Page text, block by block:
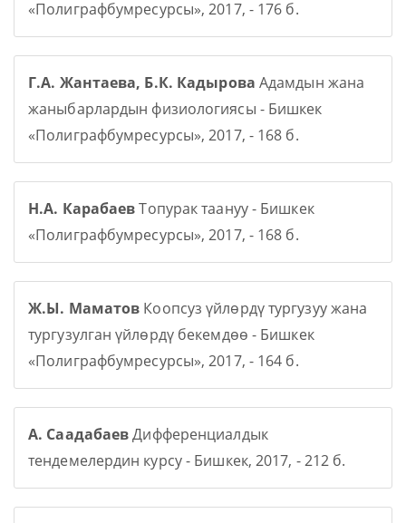
«Полиграфбумресурсы», 2017, - 176 б.
Г.А. Жантаева, Б.К. Кадырова Адамдын жана
жаныбарлардын физиологиясы - Бишкек
«Полиграфбумресурсы», 2017, - 168 б.
Н.А. КарабаевТопурак таануу - Бишкек
«Полиграфбумресурсы», 2017, - 168 б.
Ж.Ы. Маматов Коопсуз үйлөрдү тургузуу жана
тургузулган үйлөрдү бекемдөө - Бишкек
«Полиграфбумресурсы», 2017, - 164 б.
А. СаадабаевДифференциалдык
тендемелердин курсу - Бишкек, 2017, - 212 б.